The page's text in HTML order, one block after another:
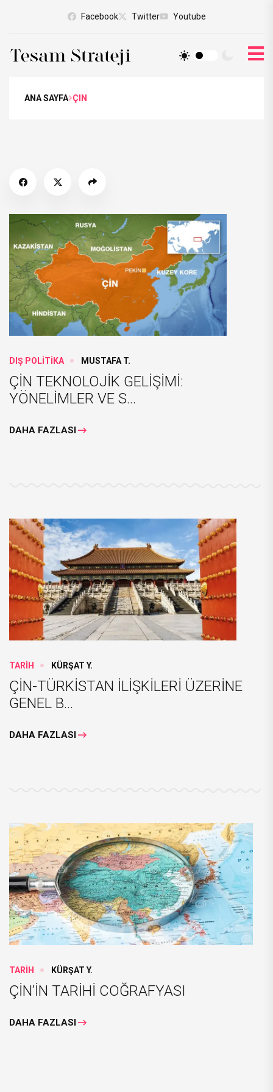
Facebook Twitter Youtube
ANA SAYFA ÇIN
DIŞ POLİTİKA MUSTAFA T.
ÇİN TEKNOLOJİK GELİŞİMİ:
YÖNELİMLER VE S...
DAHA FAZLASI
TARİH KÜRŞAT Y.
ÇİN-TÜRKİSTAN İLİŞKİLERİ ÜZERİNE
GENEL B...
DAHA FAZLASI
TARİH KÜRŞAT Y.
ÇİN’İN TARİHİ COĞRAFYASI
DAHA FAZLASI